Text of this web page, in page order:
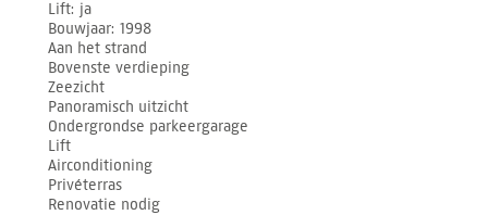
Lift ja
Bouwjaar 1998
Aan het strand
Bovenste verdieping
Zeezicht
Panoramisch uitzicht
Ondergrondse parkeergarage
Lift
Airconditioning
Privéterras
Renovatie nodig